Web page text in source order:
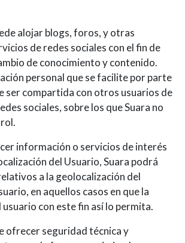
alojar blogs, foros, y otras
de redes sociales con el fin de
de conocimiento y contenido.
personal que se facilite por parte
ser compartida con otros usuarios de
sociales, sobre los que Suara no
información o servicios de interés
del Usuario, Suara podrá
a la geolocalización del
en aquellos casos en que la
con este fin así lo permita.
ofrecer seguridad técnica y